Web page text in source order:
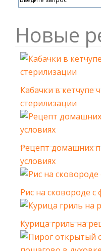
Новые
Кабачки в кетчупе
стерилизации
Рецепт домашних
условиях
Рис на сковороде
Курица гриль на